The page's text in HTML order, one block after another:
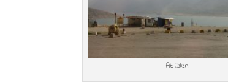
Abfallen